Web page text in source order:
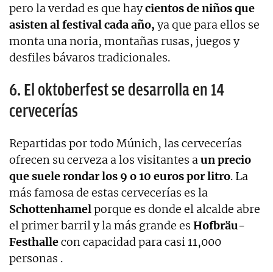
pero la verdad es que haycientos de niños que
asisten al festival cada año, ya que para ellos se
monta una noria, montañas rusas, juegos y
desfiles bávaros tradicionales.
6. El oktoberfest se desarrolla en 14
cervecerías
Repartidas por todo Múnich, las cervecerías
ofrecen su cerveza a los visitantes aun precio
que suele rondar los 9 o 10 euros por litro. La
más famosa de estas cervecerías es la
Schottenhamelporque es donde el alcalde abre
el primer barril y la más grande es Hofbräu-
Festhallecon capacidad para casi 11,000
personas .